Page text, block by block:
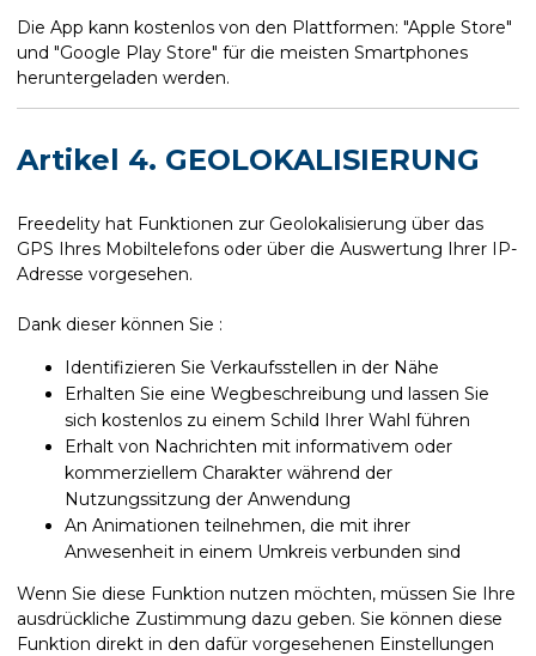
Die App kann kostenlos von den Plattformen: "Apple Store"
und "Google Play Store" für die meisten Smartphones
heruntergeladen werden.
Artikel 4. GEOLOKALISIERUNG
Freedelity hat Funktionen zur Geolokalisierung über das
GPS Ihres Mobiltelefons oder über die Auswertung Ihrer IP-
Adresse vorgesehen.
Dank dieser können Sie :
Identifizieren Sie Verkaufsstellen in der Nähe
Erhalten Sie eine Wegbeschreibung und lassen Sie
sich kostenlos zu einem Schild Ihrer Wahl führen
Erhalt von Nachrichten mit informativem oder
kommerziellem Charakter während der
Nutzungssitzung der Anwendung
An Animationen teilnehmen, die mit ihrer
Anwesenheit in einem Umkreis verbunden sind
Wenn Sie diese Funktion nutzen möchten, müssen Sie Ihre
ausdrückliche Zustimmung dazu geben. Sie können diese
Funktion direkt in den dafür vorgesehenen Einstellungen